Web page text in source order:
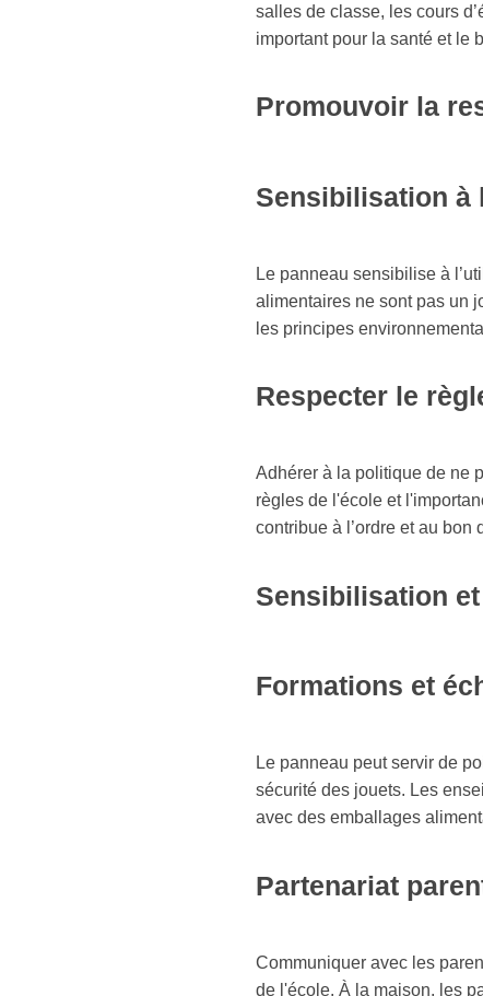
salles de classe, les cours
important pour la santé et le
Promouvoir la
Sensibilisation à
Le panneau sensibilise à
alimentaires ne sont pas un
les principes
Respecter le
Adhérer à la politique de ne
règles de l'école et
contribue à l’ordre et au
Sensibilisation
Formations et
Le panneau peut servir de
sécurité des jouets. Les
avec des emballages
Partenariat
Communiquer avec les
de l'école. À la maison, les